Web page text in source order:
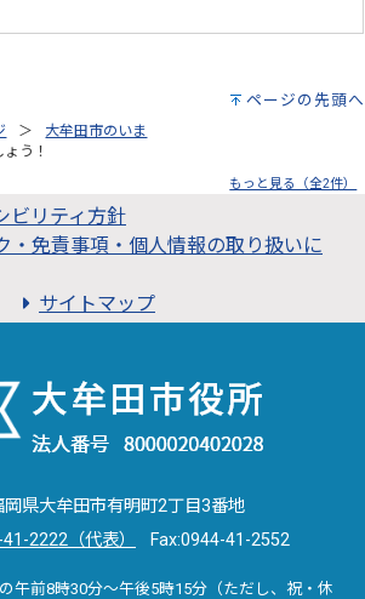
ページの先頭へ
大牟田市のいま
う！
もっと見る（全2件）
ビリティ方針
・免責事項・個人情報の取り扱いに
サイトマップ
県大牟田市有明町2丁目3番地
2222（代表） Fax:0944-41-2552
午前8時30分～午後5時15分（ただし、祝・休